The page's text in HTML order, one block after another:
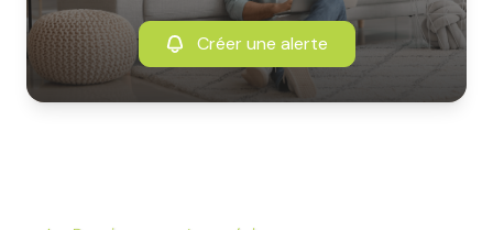
Créer une alerte